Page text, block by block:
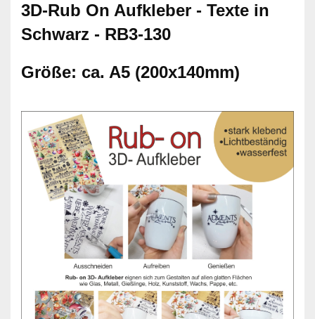
3D-Rub On Aufkleber - Texte in
Schwarz - RB3-130
Größe: ca. A5 (200x140mm)